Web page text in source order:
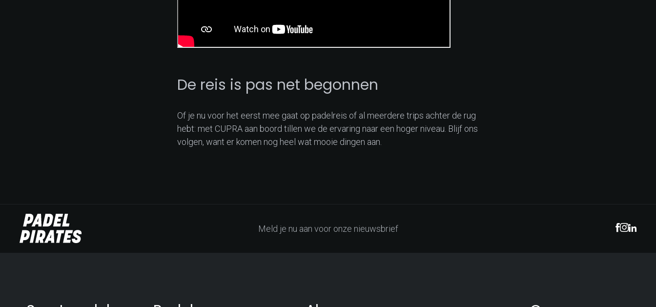
De reis is pas net begonnen
Of je nu voor het eerst mee gaat op padelreis of al meerdere trips achter de rug
hebt: met CUPRA aan boord tillen we de ervaring naar een hoger niveau. Blijf ons
volgen, want er komen nog heel wat mooie dingen aan.
Meld je nu aan voor onze nieuwsbrief